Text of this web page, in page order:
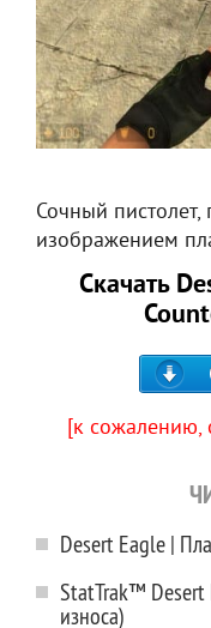
Сочный пистолет,
изображением
Скачать
[к сожалению,
Desert Eagle |
StatTrak™ Desert
износа)